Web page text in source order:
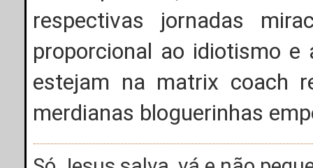
respectivas jornadas
proporcional ao idiotismo
estejam na matrix coach
merdianas bloguerinhas